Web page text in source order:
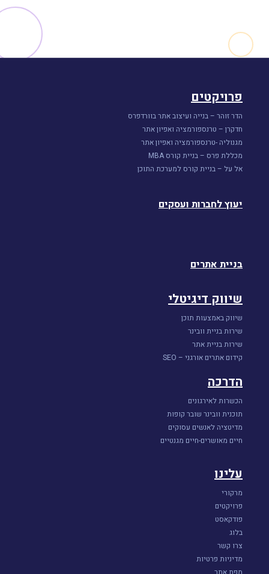
פרויקטים
הדר זוהר – בנייה ועיצוב אתר בוורדפרס
חדקרן – טרנספורמציה ואפיון אתר
מגנוליה -טרנספורמציה ואפיון אתר
מכללת פרס – בניית קורס MBA
אל על – בניית קורס למערכת התוכן
יעוץ לחברות ועסקים
בניית אתרים
שיווק דיגיטלי
שיווק באמצעות תוכן
שירות בניית וובינר
שירות בניית אתר
קידום אתרים אורגני – SEO
הדרכה
הכשרות לאירגונים
תוכנית וובינר שובר קופות
מדיטציה לאנשים עסוקים
חיים מאושרים-חיים מגנטיים
עלינו
מרקורי
פרויקטים
פודקאסט
בלוג
צרו קשר
מדיניות פרטיות